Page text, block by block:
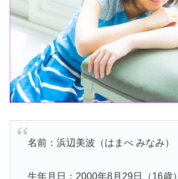
名前：浜辺美波（はまべ みなみ）
生年月日：2000年8月29日（16歳）